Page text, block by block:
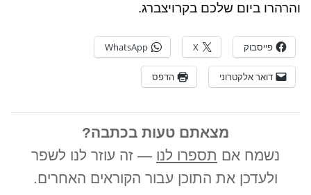
והרהרו ביום שלכם בקרויצברג.
פייסבוק X
WhatsApp
דואר אלקטרוני הדפס
מצאתם טעות בכתבה?
נשמח אם תספרו לנו — זה עוזר לנו לשפר
ולעדכן את התוכן עבור הקוראים האחרים.